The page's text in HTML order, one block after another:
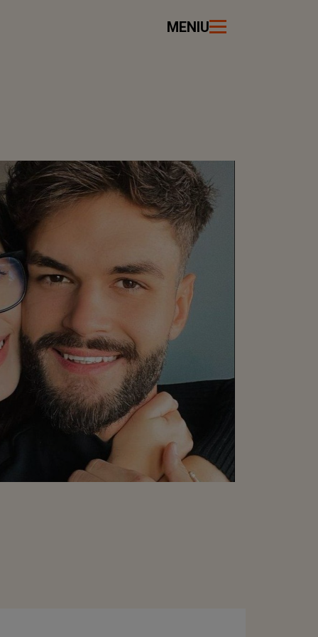
MENIU